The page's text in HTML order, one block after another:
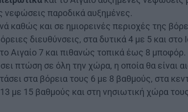
νεφώσεις παροδικά αυξημένες.
καθώς και σε ημιορεινές περιοχές της
διευθύνσεις, στα δυτικά 4 με 5 και στο
Αιγαίο 7 και πιθανώς τοπικά έως 8 μποφόρ.
πτώση σε όλη την χώρα, η οποία θα είναι
στα βόρεια τους 6 με 8 βαθμούς, στα
με 15 βαθμούς και στη νησιωτική χώρα